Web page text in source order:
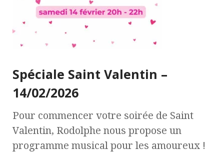
Spéciale Saint Valentin –
14/02/2026
Pour commencer votre soirée de Saint
Valentin, Rodolphe nous propose un
programme musical pour les amoureux !